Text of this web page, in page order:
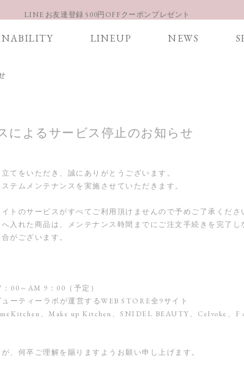
LINE お友達登録 500円OFFクーポンプレゼント
LINEUP NEWS
によるサービス停止のお知らせ
てをいただき、誠にありがとうございます。
テムメンテナンスを実施させていただきます。
トのサービスがすべてご利用頂けませんので予めご了承くださ
入れた商品は、メンテナンス時間までにご注文手続きを完了し
がございます。
00～AM 9：00（予定）
ーティーラボが運営するWEB STORE全9サイト
、Make up Kitchen、SNIDEL BEAUTY、Celvoke、F
、何卒ご理解を賜りますようお願い申し上げます。